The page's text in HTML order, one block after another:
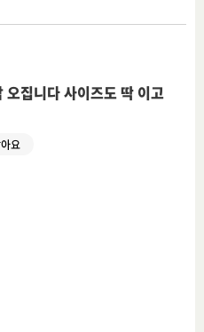
집니다 사이즈도 딱 이고
요